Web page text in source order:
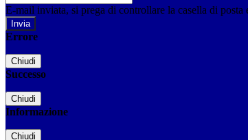
E-mail inviata, si prega di controllare la casella di posta
Errore
Chiudi
Successo
Chiudi
Informazione
Chiudi